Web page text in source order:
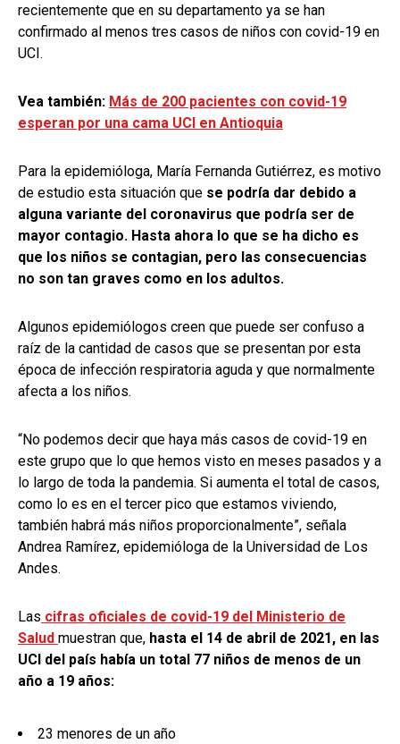
recientemente que en su departamento ya se han
confirmado al menos tres casos de niños con covid-19 en
UCI.
Vea también: Más de 200 pacientes con covid-19
esperan por una cama UCI en Antioquia
Para la epidemióloga, María Fernanda Gutiérrez, es motivo
de estudio esta situación que se podría dar debido a
alguna variante del coronavirus que podría ser de
mayor contagio. Hasta ahora lo que se ha dicho es
que los niños se contagian, pero las consecuencias
no son tan graves como en los adultos.
Algunos epidemiólogos creen que puede ser confuso a
raíz de la cantidad de casos que se presentan por esta
época de infección respiratoria aguda y que normalmente
afecta a los niños.
“No podemos decir que haya más casos de covid-19 en
este grupo que lo que hemos visto en meses pasados y a
lo largo de toda la pandemia. Si aumenta el total de casos,
como lo es en el tercer pico que estamos viviendo,
también habrá más niños proporcionalmente”, señala
Andrea Ramírez, epidemióloga de la Universidad de Los
Andes.
Las cifras oficiales de covid-19 del Ministerio de
Salud muestran que, hasta el 14 de abril de 2021, en las
UCI del país había un total 77 niños de menos de un
año a 19 años:
23 menores de un año